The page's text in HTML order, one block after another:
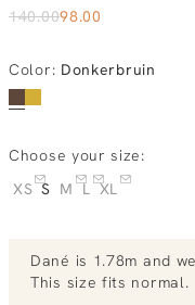
140.0098.00
Color: Donkerbruin
Choose your size:
XS S M L XL
Dané is 1.78m and
This size fits normal .